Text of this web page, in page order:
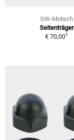
SW-Motech
Seitenträger
€ 70,001